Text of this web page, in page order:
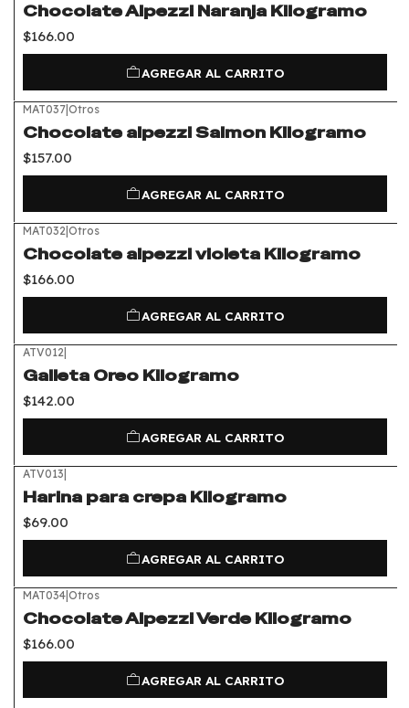
Chocolate Alpezzi Naranja Kilogramo
$166.00
AGREGAR AL CARRITO
MAT037|Otros
Chocolate alpezzi Salmon Kilogramo
$157.00
AGREGAR AL CARRITO
MAT032|Otros
Chocolate alpezzi violeta Kilogramo
$166.00
AGREGAR AL CARRITO
ATV012|
Galleta Oreo Kilogramo
$142.00
AGREGAR AL CARRITO
ATV013|
Harina para crepa Kilogramo
$69.00
AGREGAR AL CARRITO
MAT034|Otros
Chocolate Alpezzi Verde Kilogramo
$166.00
AGREGAR AL CARRITO